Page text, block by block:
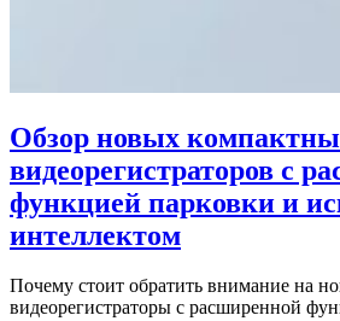
Обзор новых
видеорегистраторов с
функцией парковки и
интеллектом
Почему стоит обратить внимание на
видеорегистраторы с расширенной